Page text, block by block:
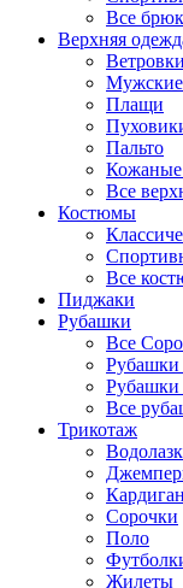
Все
Верхняя
Ветровки
Мужские
Плащи
Пальто
Кожаные
Все
Костюмы
Все
Пиджаки
Рубашки
Все
Рубашки
Рубашки
Все
Трикотаж
Сорочки
Поло
Жилеты